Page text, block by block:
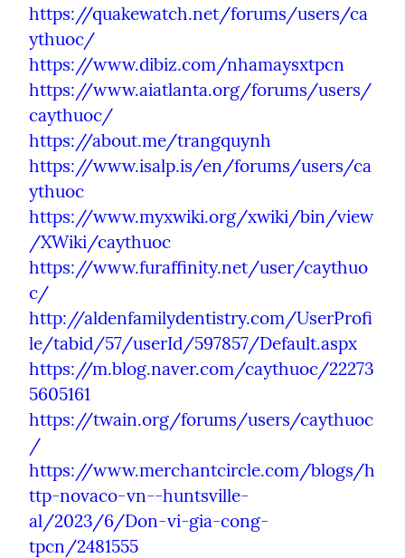
https://quakewatch.net/forums/users/ca
ythuoc/
https://www.dibiz.com/nhamaysxtpcn
https://www.aiatlanta.org/forums/users/
caythuoc/
https://about.me/trangquynh
https://www.isalp.is/en/forums/users/ca
ythuoc
https://www.myxwiki.org/xwiki/bin/view
/XWiki/caythuoc
https://www.furaffinity.net/user/caythuo
c/
http://aldenfamilydentistry.com/UserProfi
le/tabid/57/userId/597857/Default.aspx
https://m.blog.naver.com/caythuoc/22273
5605161
https://twain.org/forums/users/caythuoc
/
https://www.merchantcircle.com/blogs/h
ttp-novaco-vn--huntsville-
al/2023/6/Don-vi-gia-cong-
tpcn/2481555